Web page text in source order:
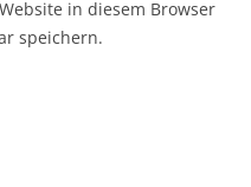
in diesem Browser
speichern.